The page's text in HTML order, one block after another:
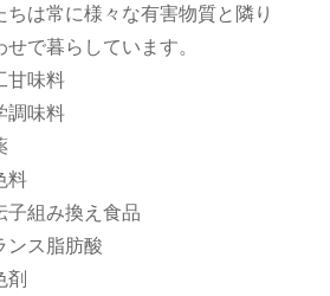
ちは常に様々な有害物質と隣り
せで暮らしています。
甘味料
調味料
料
子組み換え食品
ンス脂肪酸
剤